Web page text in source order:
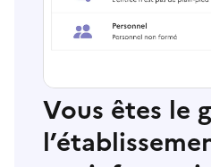
Vous êtes le